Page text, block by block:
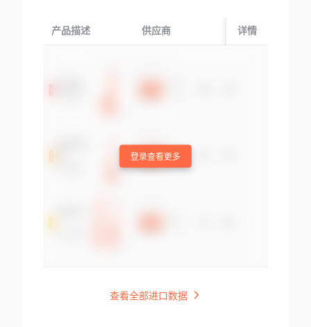
产品描述 供应商 起运国/地区
详情
登录查看更多
查看全部进口数据